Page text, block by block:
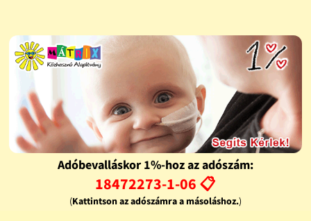
Adóbevalláskor 1%-hoz az adószám:
18472273-1-06 📋
(Kattintson az adószámra a másoláshoz.)